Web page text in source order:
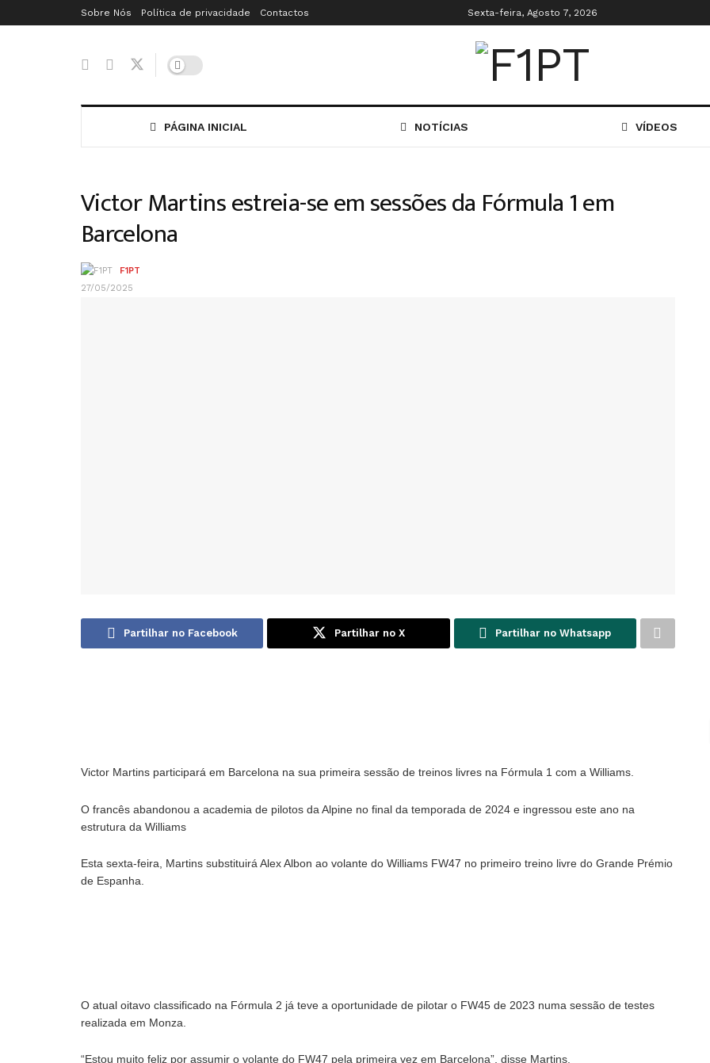
Sobre Nós Política de privacidade Contactos Sexta-feira, Agosto 7, 2026
PÁGINA INICIAL NOTÍCIAS VÍDEOS
Victor Martins estreia-se em sessões da Fórmula 1 em
Barcelona
F1PT
27/05/2025
Partilhar no Facebook Partilhar no X Partilhar no Whatsapp
Victor Martins participará em Barcelona na sua primeira sessão de treinos livres na Fórmula 1 com a Williams.
O francês abandonou a academia de pilotos da Alpine no final da temporada de 2024 e ingressou este ano na
estrutura da Williams
Esta sexta-feira, Martins substituirá Alex Albon ao volante do Williams FW47 no primeiro treino livre do Grande Prémio
de Espanha.
O atual oitavo classificado na Fórmula 2 já teve a oportunidade de pilotar o FW45 de 2023 numa sessão de testes
realizada em Monza.
“Estou muito feliz por assumir o volante do FW47 pela primeira vez em Barcelona”, disse Martins.